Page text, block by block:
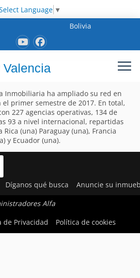
Language ▼
Bolivia
Inmobiliaria ha ampliado su red en
el primer semestre de 2017. En total,
227 agencias operativas, 134 de
93 a nivel internacional, repartidas
Rica (una) Paraguay (una), Francia
y Ecuador (una).
Díganos qué busca Anuncie su
Alfa
de Privacidad Política de cookies